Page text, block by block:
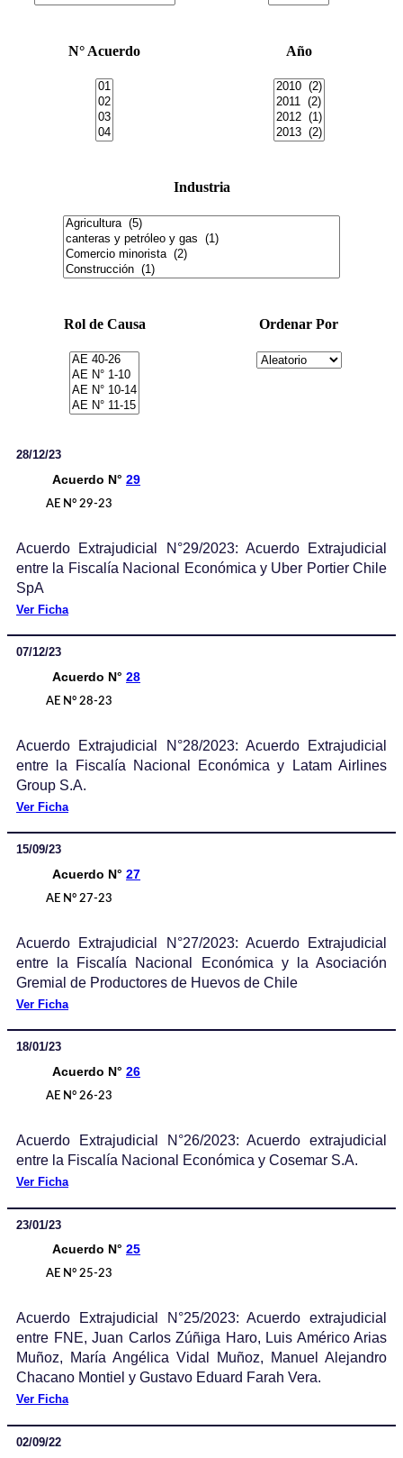
N° Acuerdo Año
Industria
Rol de Causa Ordenar Por
28/12/23
Acuerdo N°29
AE N° 29-23
Acuerdo Extrajudicial N°29/2023: Acuerdo Extrajudicial
entre la Fiscalía Nacional Económica y Uber Portier Chile
SpA
Ver Ficha
07/12/23
Acuerdo N°28
AE N° 28-23
Acuerdo Extrajudicial N°28/2023: Acuerdo Extrajudicial
entre la Fiscalía Nacional Económica y Latam Airlines
Group S.A.
Ver Ficha
15/09/23
Acuerdo N°27
AE N° 27-23
Acuerdo Extrajudicial N°27/2023: Acuerdo Extrajudicial
entre la Fiscalía Nacional Económica y la Asociación
Gremial de Productores de Huevos de Chile
Ver Ficha
18/01/23
Acuerdo N°26
AE N° 26-23
Acuerdo Extrajudicial N°26/2023: Acuerdo extrajudicial
entre la Fiscalía Nacional Económica y Cosemar S.A.
Ver Ficha
23/01/23
Acuerdo N°25
AE N° 25-23
Acuerdo Extrajudicial N°25/2023: Acuerdo extrajudicial
entre FNE, Juan Carlos Zúñiga Haro, Luis Américo Arias
Muñoz, María Angélica Vidal Muñoz, Manuel Alejandro
Chacano Montiel y Gustavo Eduard Farah Vera.
Ver Ficha
02/09/22